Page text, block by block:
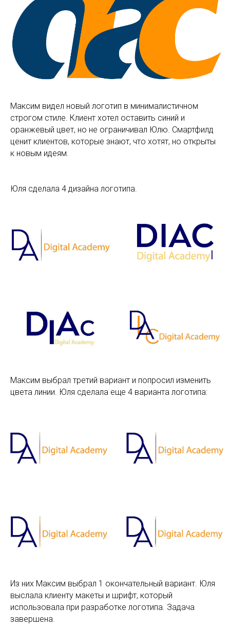
Максим видел новый логотип в минималистичном
строгом стиле. Клиент хотел оставить синий и
оранжевый цвет, но не ограничивал Юлю. Смартфилд
ценит клиентов, которые знают, что хотят, но открыты
к новым идеям.
Юля сделала 4 дизайна логотипа.
Максим выбрал третий вариант и попросил изменить
цвета линии. Юля сделала еще 4 варианта логотипа:
Из них Максим выбрал 1 окончательный вариант. Юля
выслала клиенту макеты и шрифт, который
использовала при разработке логотипа. Задача
завершена.